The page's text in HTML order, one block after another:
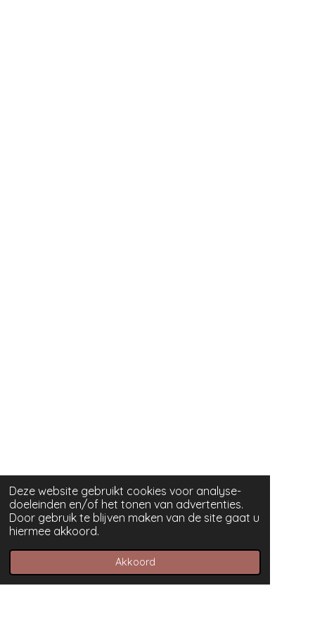
Deze website gebruikt cookies voor analyse-
doeleinden en/of het tonen van advertenties.
Door gebruik te blijven maken van de site gaat u
hiermee akkoord.
Akkoord